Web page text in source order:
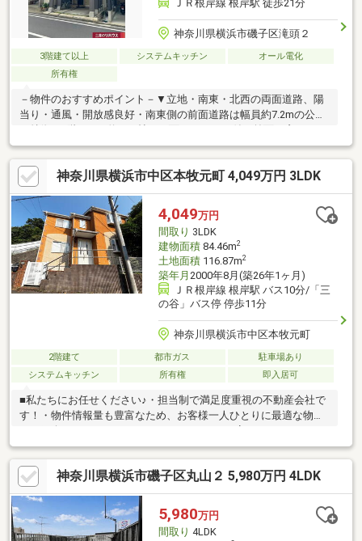
ＪＲ根岸線 根岸駅 徒歩21分
神奈川県横浜市磯子区滝頭２
3階建て以上 システムキッチン
オール電化
所有権
－物件のおすすめポイント－▼立地・南東・北西の両面道路、陽
当り・通風・開放感良好・南東側の前面道路は幅員約7.2mの公道
壁付キッチン、勝手口有・各洋室に収納スペースを配置・浴室は
1620サイズ・各階にトイレを設置▼周辺環境・広地町公園 徒歩3
分(約210m)・横浜市立滝頭小学校 徒歩4分(約290m)・FUJI根岸橋
店 徒歩6分(約440m)※1階部分には別途車庫部分10.66平米有■ ご希
望の住まい探しをお手伝いします ━━━━━・・・物件の詳細・
ご相談はお気軽にお問い合わせください。
神奈川県横浜市中区本牧元町 4,049万円 3LDK
4,049万円
間取り 3LDK
建物面積84.46m2
土地面積116.87m2
築年月 2000年8月(築26年1ヶ月)
ＪＲ根岸線 根岸駅 バス10分/「三
の谷」バス停 停歩11分
神奈川県横浜市中区本牧元町
2階建て 都市ガス
駐車場あり
システムキッチン
所有権 即入居可
■私たちにお任せください♪・担当制で満足度重視の不動産会社で
す！・物件情報量も豊富なため、お客様一人ひとりに最適な物件
をご紹介させていただきます♪・なんとなく不安だから、というお
気持ちで住宅購入を諦めていませんか？・不動産に関することだ
けでなく、ご不安なく新生活が送れるようにサポートをさせてい
ただきます♪■■横浜スタイルの住宅ローンご提案■■都市銀行、地
方銀行、信用金庫、各ネット銀行の取り扱いご紹介が可能です♪お
客さまのご条件や希望条件等をお伺いしながら、スタッフが適切
なご提案を致します！※金利優遇幅は審査により異なります
神奈川県横浜市磯子区丸山２ 5,980万円 4LDK
5,980万円
間取り 4LDK